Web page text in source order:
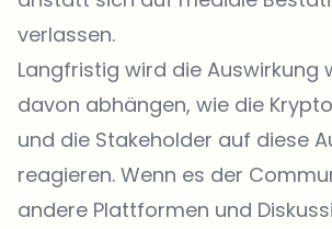
verlassen.
Langfristig wird die Auswirkung
davon abhängen, wie die
und die Stakeholder auf diese
reagieren. Wenn es der
andere Plattformen und